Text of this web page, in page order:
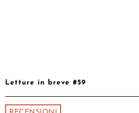
Letture in breve #59